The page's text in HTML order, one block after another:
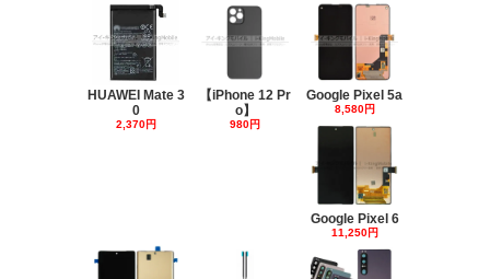
HUAWEI Mate 3
0
2,370円
【iPhone 12 Pr
o】
980円
Google Pixel 5a
8,580円
Google Pixel 6
11,250円